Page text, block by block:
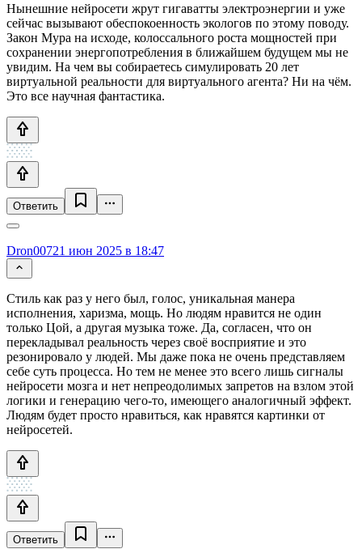
Нынешние нейросети жрут гигаватты электроэнергии и уже
сейчас вызывают обеспокоенность экологов по этому поводу.
Закон Мура на исходе, колоссального роста мощностей при
сохранении энергопотребления в ближайшем будущем мы не
увидим. На чем вы собираетесь симулировать 20 лет
виртуальной реальности для виртуального агента? Ни на чём.
Это все научная фантастика.
Ответить
Dron00721 июн 2025 в 18:47
Стиль как раз у него был, голос, уникальная манера
исполнения, харизма, мощь. Но людям нравится не один
только Цой, а другая музыка тоже. Да, согласен, что он
перекладывал реальность через своё восприятие и это
резонировало у людей. Мы даже пока не очень представляем
себе суть процесса. Но тем не менее это всего лишь сигналы
нейросети мозга и нет непреодолимых запретов на взлом этой
логики и генерацию чего-то, имеющего аналогичный эффект.
Людям будет просто нравиться, как нравятся картинки от
нейросетей.
Ответить